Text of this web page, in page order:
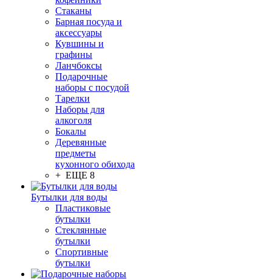
Стаканы
Барная посуда и
аксессуары
Кувшины и
графины
Ланчбоксы
Подарочные
наборы с посудой
Тарелки
Наборы для
алкоголя
Бокалы
Деревянные
предметы
кухонного обихода
+ ЕЩЕ 8
Бутылки для воды
Пластиковые
бутылки
Стеклянные
бутылки
Спортивные
бутылки